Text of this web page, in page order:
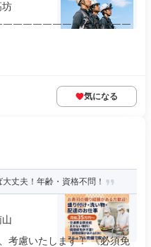
坊
￣￣￣￣￣￣￣￣￣￣￣￣
気になる
丈夫！年齢・資格不問！
考慮いたします！ 《必須免